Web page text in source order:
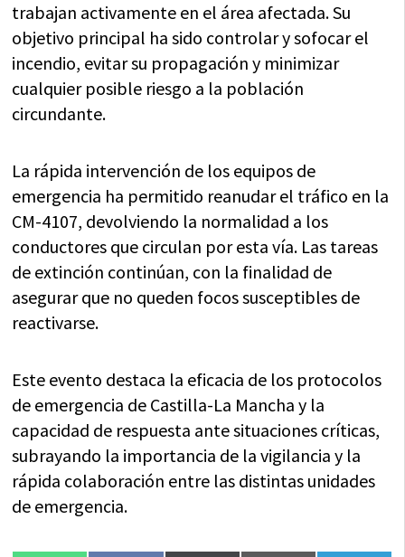
trabajan activamente en el área afectada. Su
objetivo principal ha sido controlar y sofocar el
incendio, evitar su propagación y minimizar
cualquier posible riesgo a la población
circundante.
La rápida intervención de los equipos de
emergencia ha permitido reanudar el tráfico en la
CM-4107, devolviendo la normalidad a los
conductores que circulan por esta vía. Las tareas
de extinción continúan, con la finalidad de
asegurar que no queden focos susceptibles de
reactivarse.
Este evento destaca la eficacia de los protocolos
de emergencia de Castilla-La Mancha y la
capacidad de respuesta ante situaciones críticas,
subrayando la importancia de la vigilancia y la
rápida colaboración entre las distintas unidades
de emergencia.